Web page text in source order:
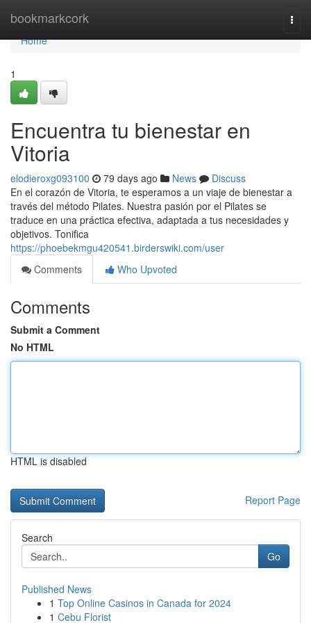
bookmarkcork
Home
Home
1
Encuentra tu bienestar en
Vitoria
elodieroxg093100 79 days ago News
Discuss
En el corazón de Vitoria, te esperamos a un viaje de bienestar a
través del método Pilates. Nuestra pasión por el Pilates se
traduce en una práctica efectiva, adaptada a tus necesidades y
objetivos. Tonifica
https://phoebekmgu420541.birderswiki.com/user
Comments
Who Upvoted
Comments
Submit a Comment
No HTML
HTML is disabled
Report Page
Search
Go
Published News
1 Top Online Casinos in Canada for 2024
1 Cebu Florist